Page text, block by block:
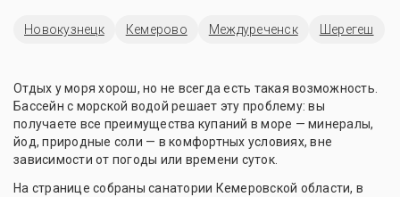
Новокузнецк Кемерово Междуреченск Шерегеш
Отдых у моря хорош, но не всегда есть такая возможность.
Бассейн с морской водой решает эту проблему: вы
получаете все преимущества купаний в море — минералы,
йод, природные соли — в комфортных условиях, вне
зависимости от погоды или времени суток.
На странице собраны санатории Кемеровской области, в